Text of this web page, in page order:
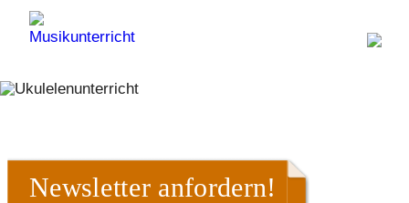
Newsletter anfordern!